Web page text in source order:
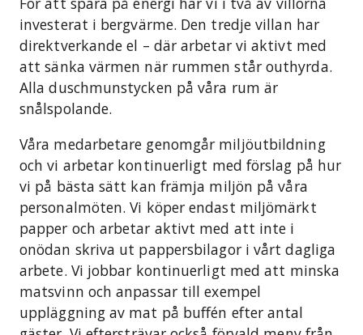
investerat i bergvärme. Den tredje villan har
direktverkande el – där arbetar vi aktivt med
att sänka värmen när rummen står outhyrda.
Alla duschmunstycken på våra rum är
snålspolande.
Våra medarbetare genomgår miljöutbildning
och vi arbetar kontinuerligt med förslag på hur
vi på bästa sätt kan främja miljön på våra
personalmöten. Vi köper endast miljömärkt
papper och arbetar aktivt med att inte i
onödan skriva ut pappersbilagor i vårt dagliga
arbete. Vi jobbar kontinuerligt med att minska
matsvinn och anpassar till exempel
uppläggning av mat på buffén efter antal